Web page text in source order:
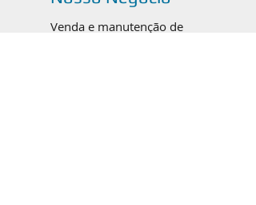
Venda e manutenção de